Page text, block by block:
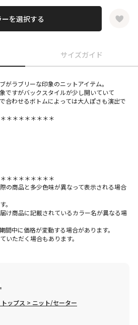
を選択する
サイズガイド
がラブリーな印象のニットアイテム。
ですがバックスタイルが少し開いていて
合わせるボトムによっては大人ぽさも演出で
＊＊＊＊＊＊＊＊
＊＊＊＊＊＊＊＊
の商品と多少色味が異なって表示される場合
。
け商品に記載されているカラー名が異なる場
中に価格が変動する場合があります。
ただく場合もあります。
トップス > ニット/セーター